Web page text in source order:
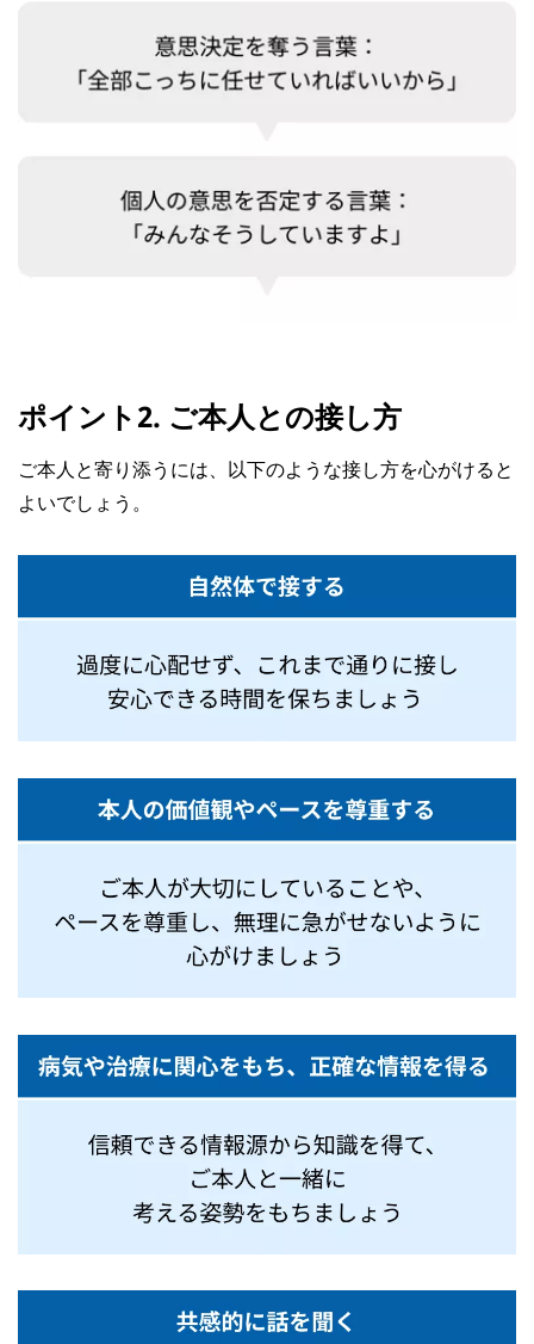
ポイント2. ご本人との接し方
ご本人と寄り添うには、以下のような接し方を心がけると
よいでしょう。